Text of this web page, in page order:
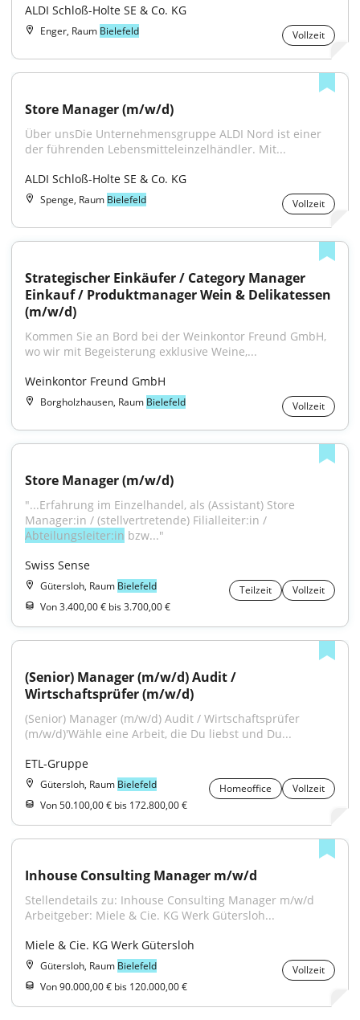
ALDI Schloß-Holte SE & Co. KG
Enger, Raum Bielefeld Vollzeit
Store Manager (m/w/d)
Über unsDie Unternehmensgruppe ALDI Nord ist einer
der führenden Lebensmitteleinzelhändler. Mit...
ALDI Schloß-Holte SE & Co. KG
Spenge, Raum Bielefeld Vollzeit
Strategischer Einkäufer / Category Manager
Einkauf / Produktmanager Wein & Delikatessen
(m/w/d)
Kommen Sie an Bord bei der Weinkontor Freund GmbH,
wo wir mit Begeisterung exklusive Weine,...
Weinkontor Freund GmbH
Borgholzhausen, Raum Bielefeld Vollzeit
Store Manager (m/w/d)
"...Erfahrung im Einzelhandel, als (Assistant) Store
Abteilungsleiter:in bzw..."
Swiss Sense
Gütersloh, Raum Bielefeld Teilzeit
Vollzeit
Von 3.400,00 € bis 3.700,00 €
(Senior) Manager (m/w/d) Audit /
Wirtschaftsprüfer (m/w/d)
(Senior) Manager (m/w/d) Audit / Wirtschaftsprüfer
(m/w/d)'Wähle eine Arbeit, die Du liebst und Du...
ETL-Gruppe
Gütersloh, Raum Bielefeld Homeoffice
Vollzeit
Von 50.100,00 € bis 172.800,00 €
Inhouse Consulting Manager m/w/d
Stellendetails zu: Inhouse Consulting Manager m/w/d
Arbeitgeber: Miele & Cie. KG Werk Gütersloh...
Miele & Cie. KG Werk Gütersloh
Gütersloh, Raum Bielefeld
Vollzeit
Von 90.000,00 € bis 120.000,00 €